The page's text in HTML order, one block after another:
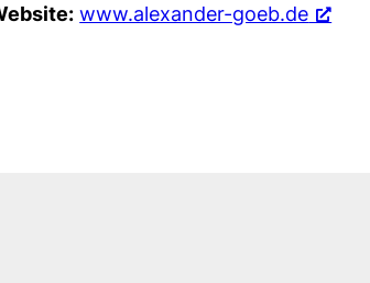
www.alexander-goeb.de